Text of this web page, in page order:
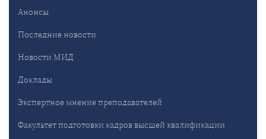
Анонсы
Последние новости
Новости МИД
Доклады
Экспертное мнение преподавателей
Факультет подготовки кадров высшей квалификации